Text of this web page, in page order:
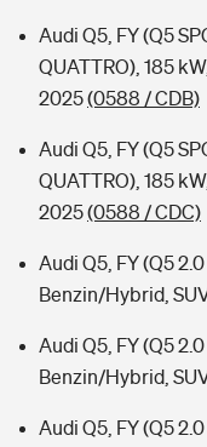
Audi Q5, FY (Q5
QUATTRO), 185
2025(0588 / CDB)
Audi Q5, FY (Q5
QUATTRO), 185
2025(0588 / CDC)
Audi Q5, FY (Q5
Benzin/Hybrid,
Audi Q5, FY (Q5
Benzin/Hybrid,
Audi Q5, FY (Q5 2.0